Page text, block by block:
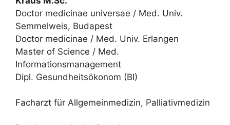
Doctor medicinae universae / Med. Univ.
Semmelweis, Budapest
Doctor medicinae / Med. Univ. Erlangen
Master of Science / Med.
Informationsmanagement
Dipl. Gesundheitsökonom (BI)
Facharzt für Allgemeinmedizin, Palliativmedizin